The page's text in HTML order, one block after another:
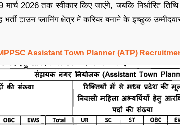
2026 तक स्वीकार किए जाएंगे, जबकि निर्धारित
भर्ती टाउन प्लानिंग क्षेत्र में करियर बनाने के इच्छुक
Assistant Town Planner (ATP)